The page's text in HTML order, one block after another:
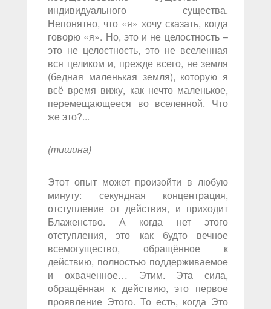
индивидуального существа.
Непонятно, что «я» хочу сказать, когда
говорю «я». Но, это и не целостность –
это не целостность, это не вселенная
вся целиком и, прежде всего, не земля
(бедная маленькая земля), которую я
всё время вижу, как нечто маленькое,
перемещающееся во вселенной. Что
же это?...
(тишина)
Этот опыт может произойти в любую
минуту: секундная концентрация,
отступление от действия, и приходит
Блаженство. А когда нет этого
отступления, это как будто вечное
всемогущество, обращённое к
действию, полностью поддерживаемое
и охваченное… Этим. Эта сила,
обращённая к действию, это первое
проявление Этого. То есть, когда Это